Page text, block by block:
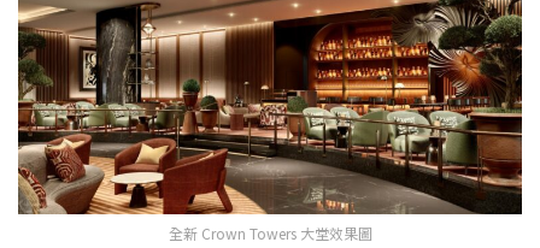
全新 Crown Towers 大堂效果圖